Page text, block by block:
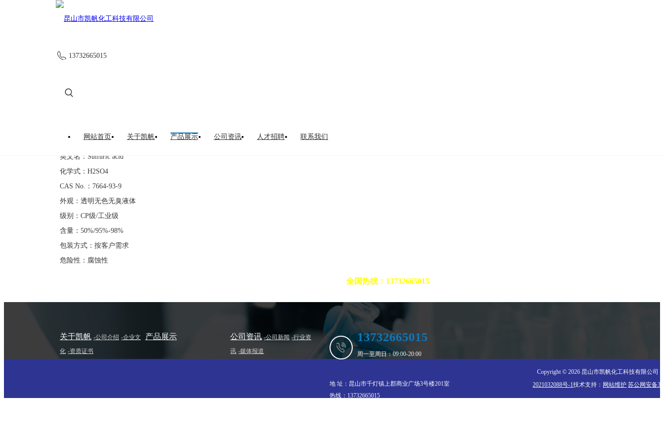
13732665015
网站首页 关于凯帆 产品展示 公司资讯 人才招聘 联系我们
全国热线：13732665015
英文名：Sulfuric acid
化学式：H2SO4
CAS No.：7664-93-9
外观：透明无色无臭液体
级别：CP级/工业级
含量：50%/95%-98%
包装方式：按客户需求
危险性：腐蚀性
关于凯帆 -公司介绍 -企业文
化 -资质证书
产品展示 公司资讯 -公司新闻 -行业资
讯 -媒体报道
13732665015
周一至周日：09:00-20:00
地 址：昆山市千灯镇上郡商业广场3号楼201室
热线：13732665015
Copyright ©2026 昆山市凯帆化工科技有限公司
2021032088号-1技术支持： 网站维护 苏公网安备